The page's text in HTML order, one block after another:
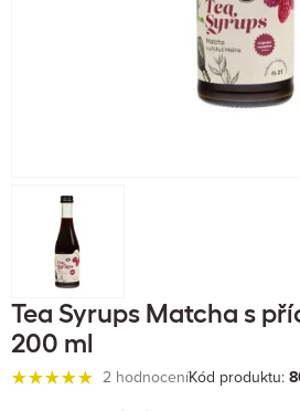
Tea Syrups Matcha s
200 ml
2 hodnoceníKód produktu: